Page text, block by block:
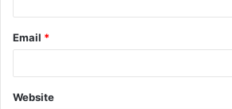
Email *
Website